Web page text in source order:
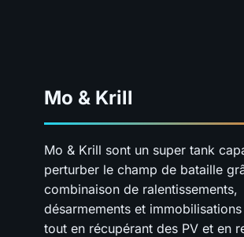
Mo & Krill
Mo & Krill sont un super tank
perturber le champ de bataille
combinaison de ralentissements,
désarmements et
tout en récupérant des PV et en